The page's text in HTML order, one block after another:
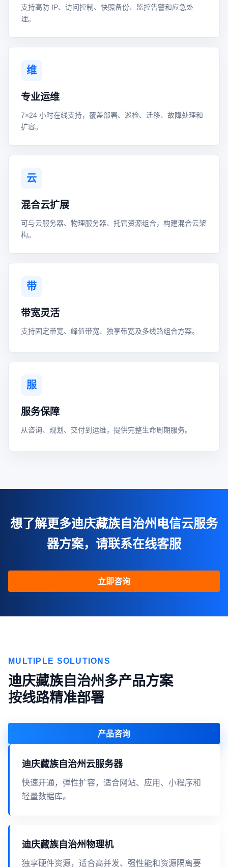
支持高防 IP、访问控制、快照备份、监控告警和应急处
理。
维
专业运维
7×24 小时在线支持，覆盖部署、巡检、迁移、故障处理和
扩容。
云
混合云扩展
可与云服务器、物理服务器、托管资源组合，构建混合云架
构。
带
带宽灵活
支持固定带宽、峰值带宽、独享带宽及多线路组合方案。
服
服务保障
从咨询、规划、交付到运维，提供完整生命周期服务。
想了解更多迪庆藏族自治州电信云服务
器方案，请联系在线客服
立即咨询
MULTIPLE SOLUTIONS
迪庆藏族自治州多产品方案
按线路精准部署
产品咨询
迪庆藏族自治州云服务器
快速开通，弹性扩容，适合网站、应用、小程序和
轻量数据库。
迪庆藏族自治州物理机
独享硬件资源，适合高并发、强性能和资源隔离要